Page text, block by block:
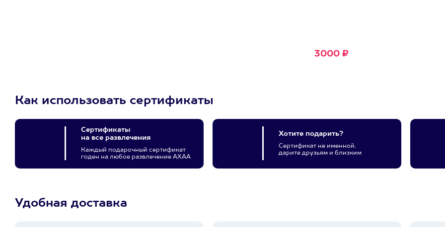
3000 ₽
Как использовать сертификаты
Сертификаты
на все развлечения
Каждый подарочный сертификат
годен на любое развлечение АХАА
Хотите подарить?
Сертификат не именной,
дарите друзьям и близким
Удобная доставка